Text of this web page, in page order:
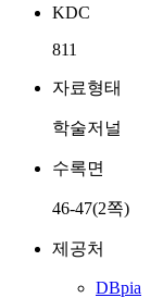
KDC
811
자료형태
학술저널
수록면
46-47(2쪽)
제공처
DBpia